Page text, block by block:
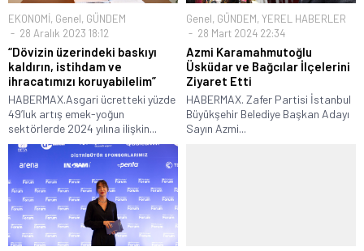
EKONOMİ, Genel, GÜNDEM
28 Aralık 2023 18:12
“Dövizin üzerindeki baskıyı
kaldırın, istihdam ve
ihracatımızı koruyabilelim”
HABERMAX.Asgari ücretteki yüzde
49’luk artış emek-yoğun
sektörlerde 2024 yılına ilişkin...
Genel, GÜNDEM, YEREL HABERLER
28 Mart 2024 22:34
Azmi Karamahmutoğlu
Üsküdar ve Bağcılar İlçelerini
Ziyaret Etti
HABERMAX. Zafer Partisi İstanbul
Büyükşehir Belediye Başkan Adayı
Sayın Azmi...